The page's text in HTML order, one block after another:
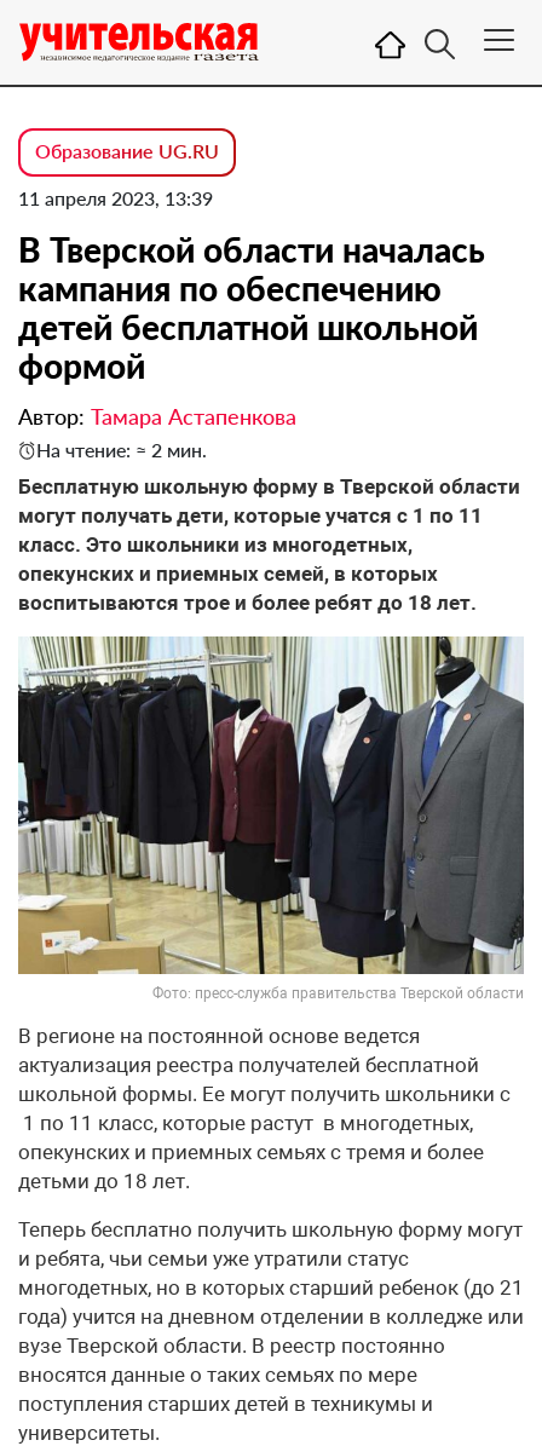
Образование UG.RU
11 апреля 2023, 13:39
В Тверской области началась
кампания по обеспечению
детей бесплатной школьной
формой
Автор: Тамара Астапенкова
На чтение: ≈ 2 мин.
Бесплатную школьную форму в Тверской области
могут получать дети, которые учатся с 1 по 11
класс. Это школьники из многодетных,
опекунских и приемных семей, в которых
воспитываются трое и более ребят до 18 лет.
Фото: пресс-служба правительства Тверской области
В регионе на постоянной основе ведется
актуализация реестра получателей бесплатной
школьной формы. Ее могут получить школьники с
1 по 11 класс, которые растут в многодетных,
опекунских и приемных семьях с тремя и более
детьми до 18 лет.
Теперь бесплатно получить школьную форму могут
и ребята, чьи семьи уже утратили статус
многодетных, но в которых старший ребенок (до 21
года) учится на дневном отделении в колледже или
вузе Тверской области. В реестр постоянно
вносятся данные о таких семьях по мере
поступления старших детей в техникумы и
университеты.